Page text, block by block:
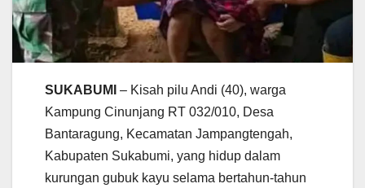
SUKABUMI – Kisah pilu Andi (40), warga
Kampung Cinunjang RT 032/010, Desa
Bantaragung, Kecamatan Jampangtengah,
Kabupaten Sukabumi, yang hidup dalam
kurungan gubuk kayu selama bertahun-tahun